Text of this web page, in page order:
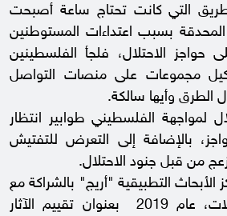
التي كانت تحتاج ساعة أصبحت
المحدقة بسبب اعتداءات المستوطنين
حواجز الاحتلال، فلجأ الفلسطينين
مجموعات على منصات التواصل
الطرق وأيها سالكة.
لمواجهة الفلسطيني طوابير انتظار
بالإضافة إلى التعرض للتفتيش
من قبل جنود الاحتلال.
التطبيقية "أريج" بالشراكة مع
وزارة النقل والمواصلات، عام 2019 بعنوان تقييم الآثار